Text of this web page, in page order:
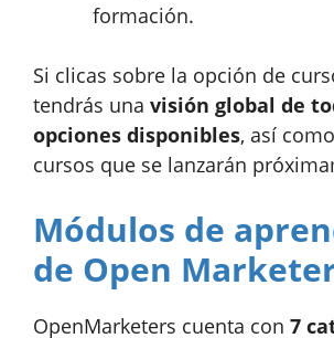
formación.
Si clicas sobre la opción de
tendrás una visión global de
opciones disponibles, así
cursos que se lanzarán
Módulos de
de Open
OpenMarketers cuenta con 7